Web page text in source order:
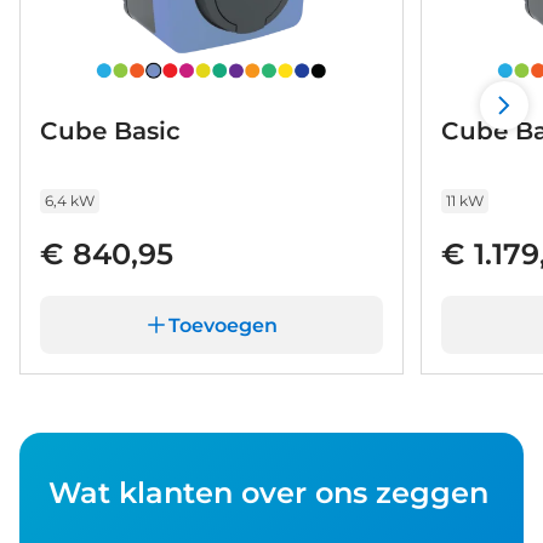
Cube Basic
6,4 kW
€ 840,95
Toevoegen
Cube
11 kW
€
Wat klanten over ons zeggen